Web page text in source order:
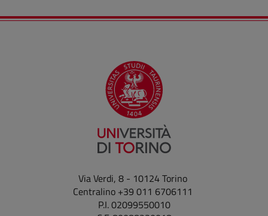
Via Verdi, 8 - 10124 Torino
Centralino +39 011 6706111
P.I. 02099550010